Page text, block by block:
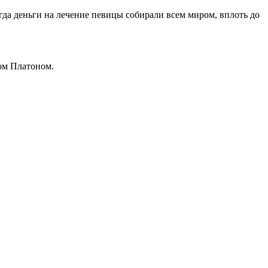
деньги на лечение певицы собирали всем миром, вплоть до
Платоном.